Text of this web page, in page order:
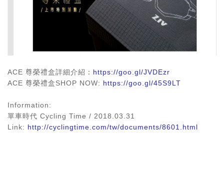
ACE 尊榮禮盒詳細介紹： https://goo.gl/JVDEzr
ACE 尊榮禮盒SHOP NOW: https://goo.gl/45S9LT
Information:
單車時代 Cycling Time / 2018.03.31
Link: http://cyclingtime.com/tw/documents/8601.html